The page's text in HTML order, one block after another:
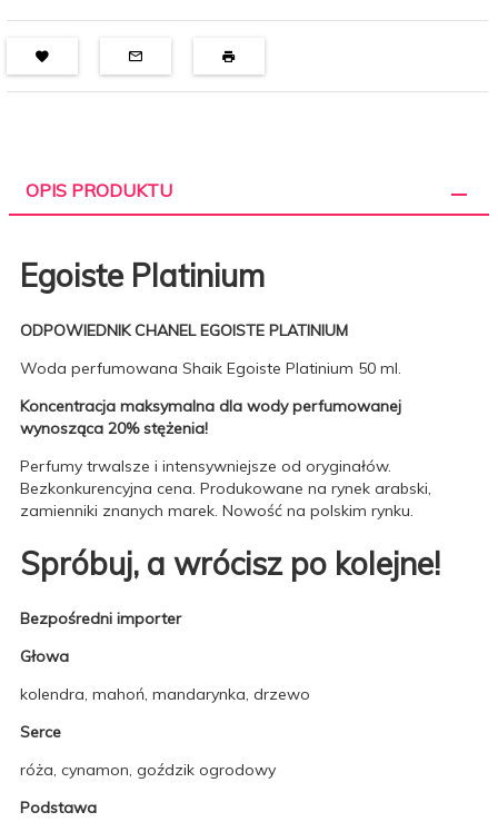
OPIS PRODUKTU
Egoiste Platinium
ODPOWIEDNIK CHANEL EGOISTE PLATINIUM
Woda perfumowana Shaik Egoiste Platinium 50 ml.
Koncentracja maksymalna dla wody perfumowanej
wynosząca 20% stężenia!
Perfumy trwalsze i intensywniejsze od oryginałów.
Bezkonkurencyjna cena. Produkowane na rynek arabski,
zamienniki znanych marek. Nowość na polskim rynku.
Spróbuj, a wrócisz po kolejne!
Bezpośredni importer
Głowa
kolendra, mahoń, mandarynka, drzewo
Serce
róża, cynamon, goździk ogrodowy
Podstawa